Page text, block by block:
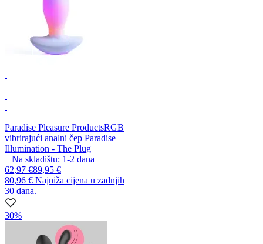
Paradise Pleasure ProductsRGB
vibrirajući analni čep Paradise
Illumination - The Plug
Na skladištu: 1-2 dana
62,97 €89,95 €
80,96 € Najniža cijena u zadnjih
30 dana.
30%